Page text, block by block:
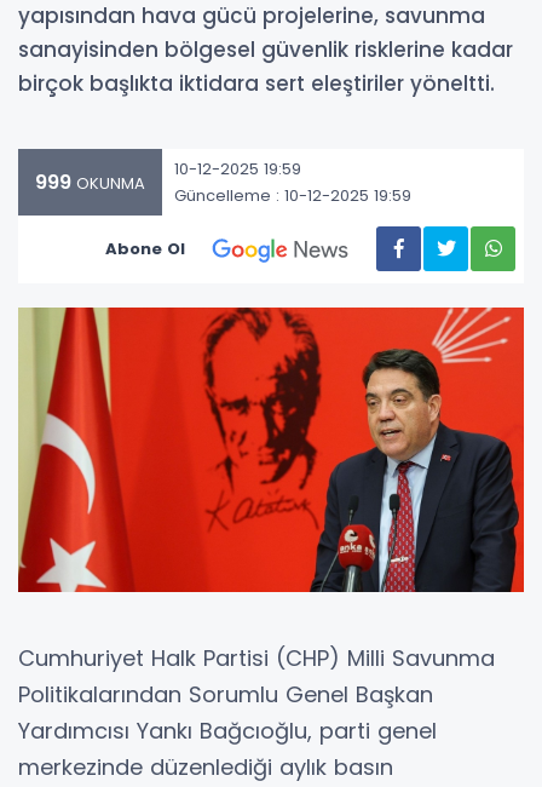
yapısından hava gücü projelerine, savunma
sanayisinden bölgesel güvenlik risklerine kadar
birçok başlıkta iktidara sert eleştiriler yöneltti.
999 OKUNMA
10-12-2025 19:59
Güncelleme : 10-12-2025 19:59
Abone Ol
Cumhuriyet Halk Partisi (CHP) Milli Savunma
Politikalarından Sorumlu Genel Başkan
Yardımcısı Yankı Bağcıoğlu, parti genel
merkezinde düzenlediği aylık basın